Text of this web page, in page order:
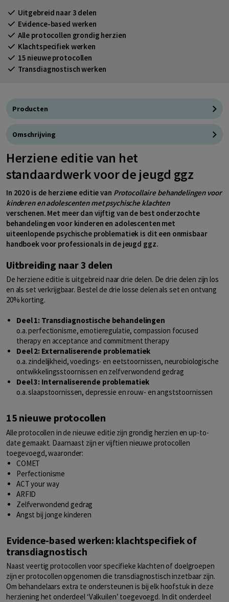
Uitgebreid naar 3 delen
Evidence-based werken
Alle protocollen grondig herzien
Klachtspecifiek werken
15 nieuwe protocollen
Transdiagnostisch werken
Producten
Omschrijving
Herziene editie van het
standaardwerk voor de jeugd ggz
In 2020 is de herziene editie van Protocollaire behandelingen voor
kinderen en adolescenten met psychische klachten
verschenen. Met meer dan vijftig van de best onderzochte
behandelingen voor kinderen en adolescenten met
uiteenlopende psychische problematiek is dit een onmisbaar
handboek voor professionals in de jeugd ggz.
Uitbreiding naar 3 delen
De herziene editie is uitgebreid naar drie delen. De drie delen zijn los
en als set verkrijgbaar. Bestel de drie losse delen als set en ontvang
20% korting.
Deel 1: Transdiagnostische behandelingen
o.a. perfectionisme, emotieregulatie, compassion focused
therapy en acceptance and commitment therapy
Deel 2: Externaliserende problematiek
o.a. zindelijkheid, voedings- en eetstoornissen, neurobiologische
ontwikkelingsstoornissen en zelfverwondend gedrag
Deel 3: Internaliserende problematiek
o.a. slaapstoornissen, depressie en rouw- en angststoornissen
15 nieuwe protocollen
Alle protocollen in de nieuwe editie zijn grondig herzien en up-to-
date gemaakt. Daarnaast zijn er vijftien nieuwe protocollen
toegevoegd, waaronder:
COMET
Perfectionisme
ACT your way
ARFID
Zelfverwondend gedrag
Angst bij jonge kinderen
Evidence-based werken: klachtspecifiek of
transdiagnostisch
Naast veertig protocollen voor specifieke klachten of doelgroepen
zijn er protocollen opgenomen die transdiagnostisch inzetbaar zijn.
Om behandelaars extra te ondersteunen is bij elk hoofstuk in deze
herziening het onderdeel ‘Valkuilen’ toegevoegd. In dit onderdeel